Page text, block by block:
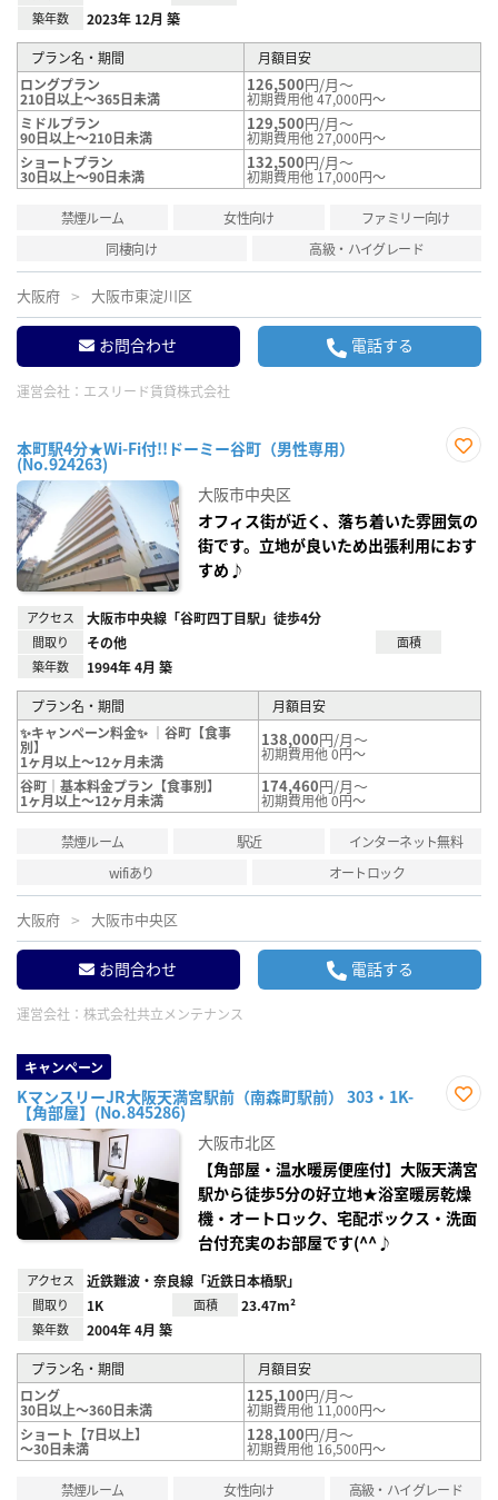
築年数 2023年 12月 築
プラン名・期間
月額目安
ロングプラン
210日以上～365日未満
126,500円/月～
初期費用他 47,000円～
ミドルプラン
90日以上～210日未満
129,500円/月～
初期費用他 27,000円～
ショートプラン
30日以上～90日未満
132,500円/月～
初期費用他 17,000円～
禁煙ルーム 女性向け
ファミリー向け
同棲向け
高級・ハイグレード
大阪府 大阪市東淀川区
お問合わせ 電話する
運営会社： エスリード賃貸株式会社
本町駅4分★Wi-Fi付!!ドーミー谷町（男性専用）
(No.924263)
録
大阪市中央区
オフィス街が近く、落ち着いた雰囲気の
街です。立地が良いため出張利用におす
すめ♪
アクセス 大阪市中央線「谷町四丁目駅」徒歩4分
間取り その他
面積
築年数
1994年 4月 築
プラン名・期間
月額目安
✨キャンペーン料金✨ ｜谷町【食事
別】
1ヶ月以上～12ヶ月未満
138,000円/月～
初期費用他 0円～
谷町｜基本料金プラン【食事別】
1ヶ月以上～12ヶ月未満
174,460円/月～
初期費用他 0円～
禁煙ルーム 駅近
インターネット無料
wifiあり
オートロック
大阪府 大阪市中央区
お問合わせ 電話する
運営会社： 株式会社共立メンテナンス
キャンペーン
KマンスリーJR大阪天満宮駅前（南森町駅前） 303・1K-
【角部屋】(No.845286)
録
大阪市北区
【角部屋・温水暖房便座付】大阪天満宮
駅から徒歩5分の好立地★浴室暖房乾燥
機・オートロック、宅配ボックス・洗面
台付充実のお部屋です(^^♪
アクセス 近鉄難波・奈良線「近鉄日本橋駅」
間取り 1K 面積 23.47m²
築年数 2004年 4月 築
プラン名・期間
月額目安
ロング
30日以上～360日未満
125,100円/月～
初期費用他 11,000円～
ショート【7日以上】
～30日未満
128,100円/月～
初期費用他 16,500円～
禁煙ルーム 女性向け
高級・ハイグレード